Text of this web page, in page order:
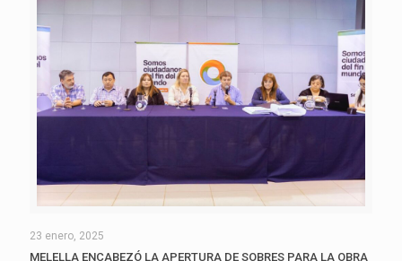
23 enero, 2025
MELELLA ENCABEZÓ LA APERTURA DE SOBRES PARA LA OBRA